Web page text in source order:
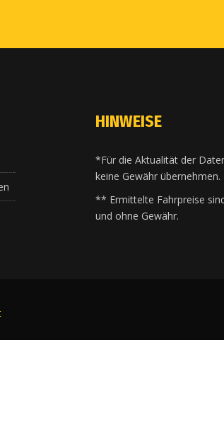
HINWEISE
*Für die Aktualität der
keine Gewähr übernehmen.
** Ermittelte Fahrpreise
und ohne Gewähr.